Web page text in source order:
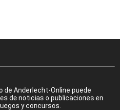
de Anderlecht-Online puede
de noticias o publicaciones en
y concursos.